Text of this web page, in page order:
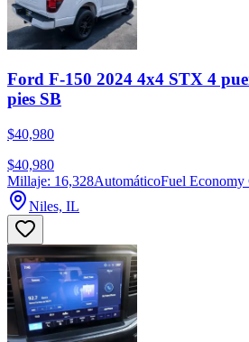
Ford F-150 2024 4x4 STX 4
pies SB
$40,980
$40,980
Millaje: 16,328AutomáticoFuel Economy
Niles, IL